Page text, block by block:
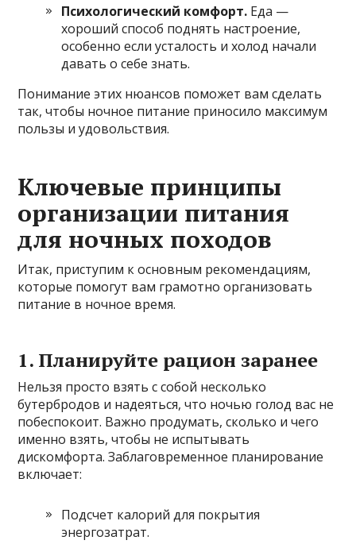
Психологический комфорт. Еда —
хороший способ поднять настроение,
особенно если усталость и холод начали
давать о себе знать.
Понимание этих нюансов поможет вам сделать
так, чтобы ночное питание приносило максимум
пользы и удовольствия.
Ключевые принципы
организации питания
для ночных походов
Итак, приступим к основным рекомендациям,
которые помогут вам грамотно организовать
питание в ночное время.
1. Планируйте рацион заранее
Нельзя просто взять с собой несколько
бутербродов и надеяться, что ночью голод вас не
побеспокоит. Важно продумать, сколько и чего
именно взять, чтобы не испытывать
дискомфорта. Заблаговременное планирование
включает:
Подсчет калорий для покрытия
энергозатрат.